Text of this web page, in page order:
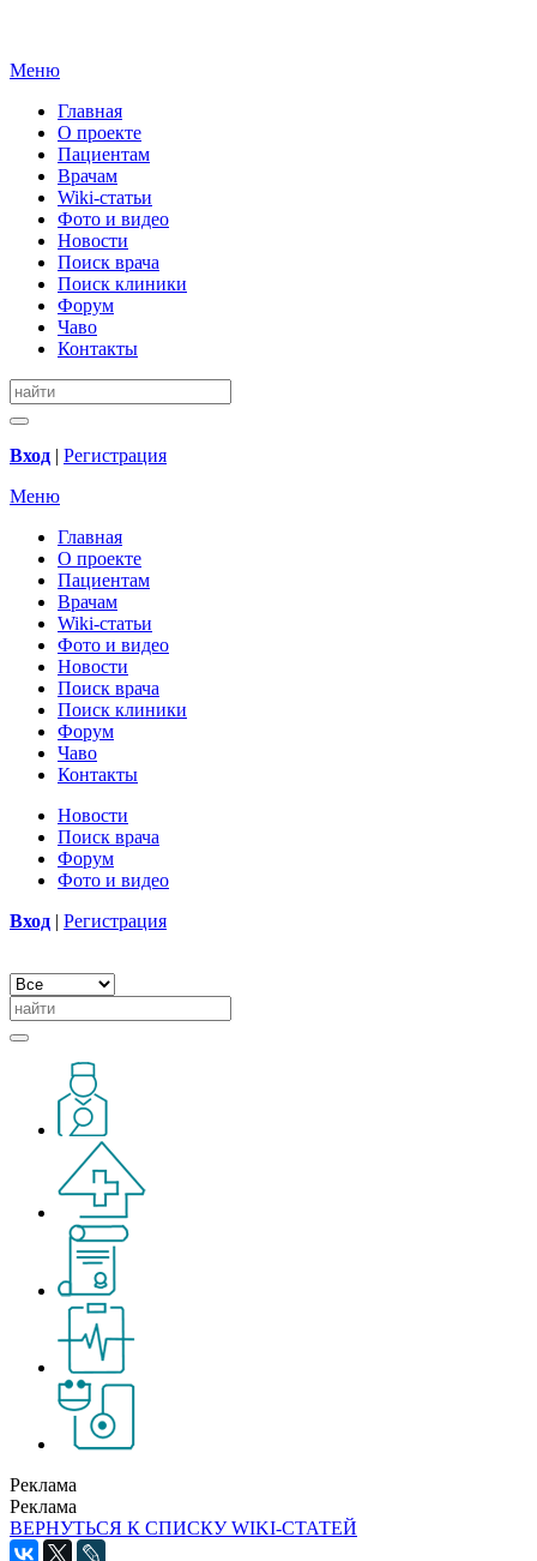
Меню
Главная
О проекте
Пациентам
Врачам
Wiki-статьи
Фото и видео
Новости
Поиск врача
Поиск клиники
Форум
Чаво
Контакты
Вход | Регистрация
Меню
Главная
О проекте
Пациентам
Врачам
Wiki-статьи
Фото и видео
Новости
Поиск врача
Поиск клиники
Форум
Чаво
Контакты
Новости
Поиск врача
Форум
Фото и видео
Вход | Регистрация
Реклама
Реклама
ВЕРНУТЬСЯ К СПИСКУ WIKI-СТАТЕЙ